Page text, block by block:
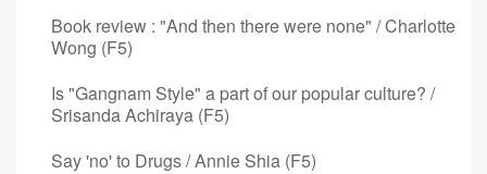
Book review : "And then there were none" / Charlotte
Wong (F5)
Is "Gangnam Style" a part of our popular culture? /
Srisanda Achiraya (F5)
Say 'no' to Drugs / Annie Shia (F5)